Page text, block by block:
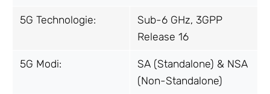
5G Technologie:
Sub-6 GHz, 3GPP
Release 16
5G Modi:
SA (Standalone) & NSA
(Non-Standalone)